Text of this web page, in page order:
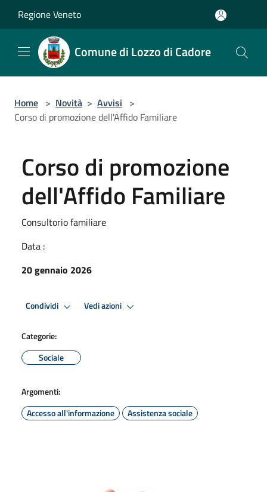
Regione Veneto
Comune di Lozzo di Cadore
Home > Novità > Avvisi >
Corso di promozione dell'Affido Familiare
Corso di promozione
dell'Affido Familiare
Consultorio familiare
Data :
20 gennaio 2026
Condividi Vedi azioni
Categorie:
Sociale
Argomenti:
Accesso all'informazione
Assistenza sociale